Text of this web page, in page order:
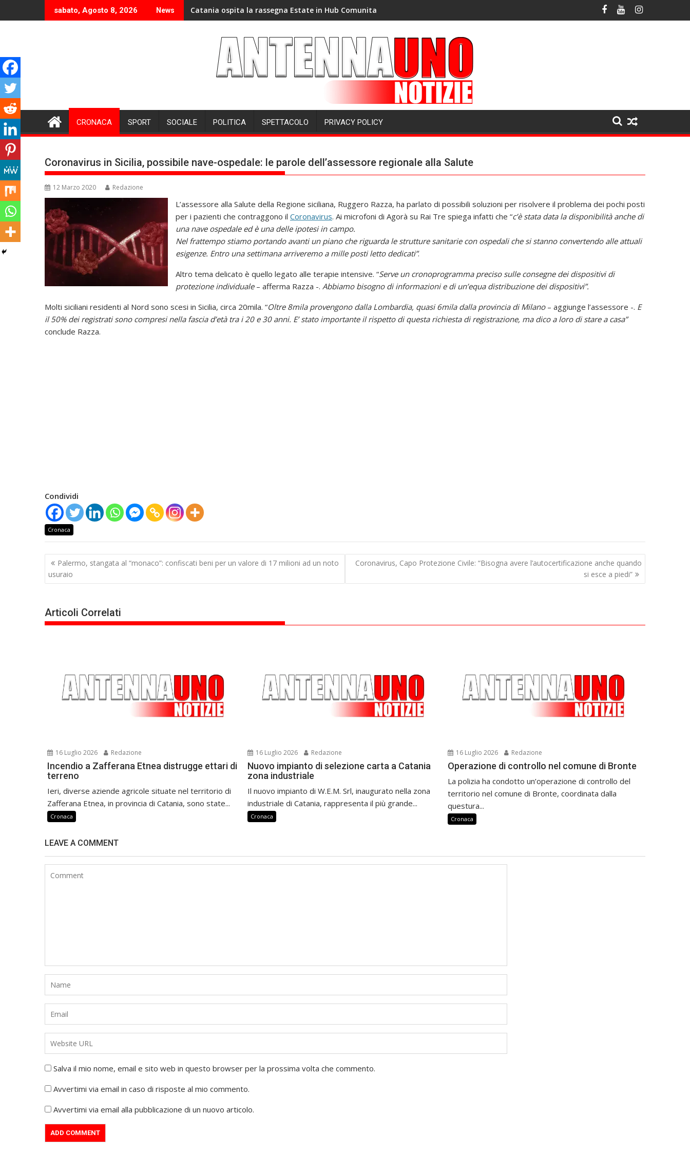
to
sabato, Agosto 8, 2026 News Catania ospita la rassegna Estate in Hub Comunita
CRONACA SPORT SOCIALE POLITICA SPETTACOLO PRIVACY POLICY
Coronavirus in Sicilia, possibile nave-ospedale: le parole dell’assessore regionale alla Salute
12 Marzo 2020 Redazione
L’assessore alla Salute della Regione siciliana, Ruggero Razza, ha parlato di possibili soluzioni per risolvere il problema dei pochi posti
per i pazienti che contraggono il Coronavirus. Ai microfoni di Agorà su Rai Tre spiega infatti che “c’è stata data la disponibilità anche di
una nave ospedale ed è una delle ipotesi in campo.
Nel frattempo stiamo portando avanti un piano che riguarda le strutture sanitarie con ospedali che si stanno convertendo alle attuali
esigenze. Entro una settimana arriveremo a mille posti letto dedicati”.
Altro tema delicato è quello legato alle terapie intensive. “Serve un cronoprogramma preciso sulle consegne dei dispositivi di
protezione individuale– afferma Razza -. Abbiamo bisogno di informazioni e di un’equa distribuzione dei dispositivi”.
Molti siciliani residenti al Nord sono scesi in Sicilia, circa 20mila. “Oltre 8mila provengono dalla Lombardia, quasi 6mila dalla provincia di Milano– aggiunge l’assessore -. E
il 50% dei registrati sono compresi nella fascia d’età tra i 20 e 30 anni. E’ stato importante il rispetto di questa richiesta di registrazione, ma dico a loro di stare a casa”
conclude Razza.
Condividi
Cronaca
Navigazione
articoli
Palermo, stangata al “monaco”: confiscati beni per un valore di 17 milioni ad un noto
usuraio
Coronavirus, Capo Protezione Civile: “Bisogna avere l’autocertificazione anche quando
si esce a piedi”
Articoli Correlati
16 Luglio 2026 Redazione
Incendio a Zafferana Etnea distrugge ettari di
terreno
Ieri, diverse aziende agricole situate nel territorio di
Zafferana Etnea, in provincia di Catania, sono state...
Cronaca
16 Luglio 2026 Redazione
Nuovo impianto di selezione carta a Catania
zona industriale
Il nuovo impianto di W.E.M. Srl, inaugurato nella zona
industriale di Catania, rappresenta il più grande...
Cronaca
16 Luglio 2026 Redazione
Operazione di controllo nel comune di Bronte
La polizia ha condotto un’operazione di controllo del
territorio nel comune di Bronte, coordinata dalla
questura...
Cronaca
LEAVE A COMMENT
Salva il mio nome, email e sito web in questo browser per la prossima volta che commento.
Avvertimi via email in caso di risposte al mio commento.
Avvertimi via email alla pubblicazione di un nuovo articolo.